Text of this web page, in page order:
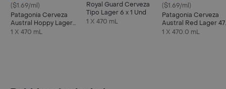
($1.69/ml)
Patagonia Cerveza
Austral Hoppy Lager
en Lata 470 cc
1 X 470 mL
Royal Guard Cerveza
Tipo Lager 6 x 1 Und
1 X 470 mL
($1.69/ml)
Patagonia Cerveza
Austral Red Lager
cc
1 X 470.0 mL